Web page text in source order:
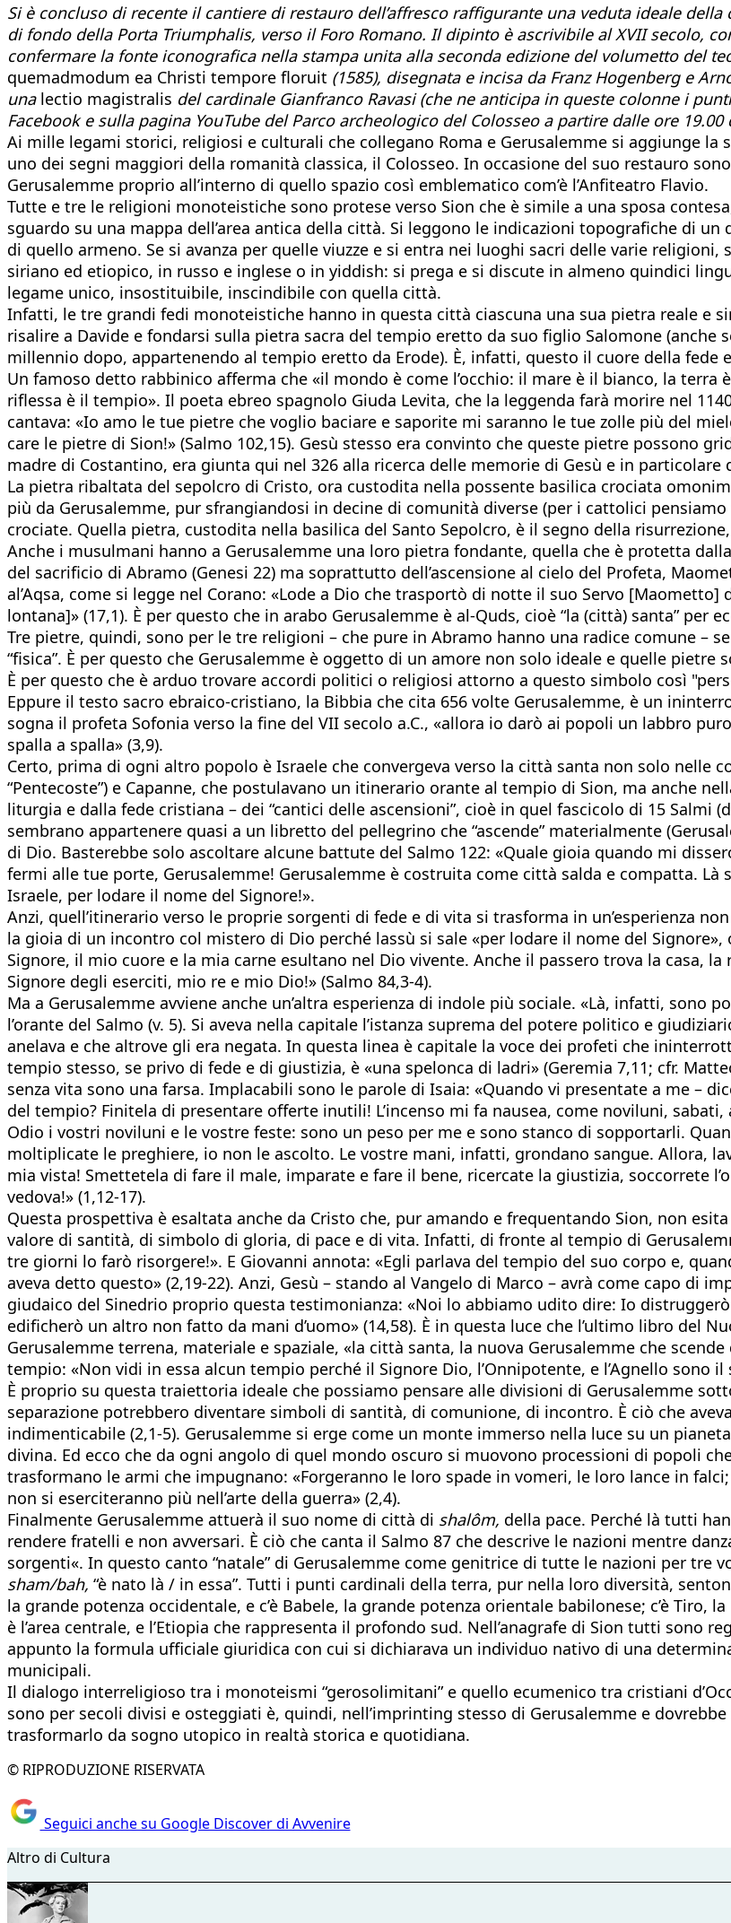
Si è concluso di recente il cantiere di restauro dell’affresco raffigurante una veduta ideale della
di fondo della Porta Triumphalis, verso il Foro Romano. Il dipinto è ascrivibile al XVII secolo,
confermare la fonte iconografica nella stampa unita alla seconda edizione del volumetto del
quemadmodum ea Christi tempore floruit (1585), disegnata e incisa da Franz Hogenberg e
una lectio magistralis del cardinale Gianfranco Ravasi (che ne anticipa in queste colonne i
Facebook e sulla pagina YouTube del Parco archeologico del Colosseo a partire dalle ore
Ai mille legami storici, religiosi e culturali che collegano Roma e Gerusalemme si aggiunge
uno dei segni maggiori della romanità classica, il Colosseo. In occasione del suo restauro
Gerusalemme proprio all’interno di quello spazio così emblematico com’è l’Anfiteatro Flavio.
Tutte e tre le religioni monoteistiche sono protese verso Sion che è simile a una sposa
sguardo su una mappa dell’area antica della città. Si leggono le indicazioni topografiche di
di quello armeno. Se si avanza per quelle viuzze e si entra nei luoghi sacri delle varie
siriano ed etiopico, in russo e inglese o in yiddish: si prega e si discute in almeno quindici
legame unico, insostituibile, inscindibile con quella città.
Infatti, le tre grandi fedi monoteistiche hanno in questa città ciascuna una sua pietra reale e
risalire a Davide e fondarsi sulla pietra sacra del tempio eretto da suo figlio Salomone
millennio dopo, appartenendo al tempio eretto da Erode). È, infatti, questo il cuore della fede
Un famoso detto rabbinico afferma che «il mondo è come l’occhio: il mare è il bianco, la terra
riflessa è il tempio». Il poeta ebreo spagnolo Giuda Levita, che la leggenda farà morire nel
cantava: «Io amo le tue pietre che voglio baciare e saporite mi saranno le tue zolle più del
care le pietre di Sion!» (Salmo 102,15). Gesù stesso era convinto che queste pietre possono
madre di Costantino, era giunta qui nel 326 alla ricerca delle memorie di Gesù e in particolare
La pietra ribaltata del sepolcro di Cristo, ora custodita nella possente basilica crociata
più da Gerusalemme, pur sfrangiandosi in decine di comunità diverse (per i cattolici
crociate. Quella pietra, custodita nella basilica del Santo Sepolcro, è il segno della
Anche i musulmani hanno a Gerusalemme una loro pietra fondante, quella che è protetta
del sacrificio di Abramo (Genesi 22) ma soprattutto dell’ascensione al cielo del Profeta,
al’Aqsa, come si legge nel Corano: «Lode a Dio che trasportò di notte il suo Servo [Maometto]
lontana]» (17,1). È per questo che in arabo Gerusalemme è al-Quds, cioè “la (città) santa” per
Tre pietre, quindi, sono per le tre religioni – che pure in Abramo hanno una radice comune –
“fisica”. È per questo che Gerusalemme è oggetto di un amore non solo ideale e quelle
È per questo che è arduo trovare accordi politici o religiosi attorno a questo simbolo così
Eppure il testo sacro ebraico-cristiano, la Bibbia che cita 656 volte Gerusalemme, è un
sogna il profeta Sofonia verso la fine del VII secolo a.C., «allora io darò ai popoli un labbro
spalla a spalla» (3,9).
Certo, prima di ogni altro popolo è Israele che convergeva verso la città santa non solo nelle
“Pentecoste”) e Capanne, che postulavano un itinerario orante al tempio di Sion, ma anche
liturgia e dalla fede cristiana – dei “cantici delle ascensioni”, cioè in quel fascicolo di 15 Salmi
sembrano appartenere quasi a un libretto del pellegrino che “ascende” materialmente
di Dio. Basterebbe solo ascoltare alcune battute del Salmo 122: «Quale gioia quando mi
fermi alle tue porte, Gerusalemme! Gerusalemme è costruita come città salda e compatta.
Israele, per lodare il nome del Signore!».
Anzi, quell’itinerario verso le proprie sorgenti di fede e di vita si trasforma in un’esperienza
la gioia di un incontro col mistero di Dio perché lassù si sale «per lodare il nome del
Signore, il mio cuore e la mia carne esultano nel Dio vivente. Anche il passero trova la casa,
Signore degli eserciti, mio re e mio Dio!» (Salmo 84,3-4).
Ma a Gerusalemme avviene anche un’altra esperienza di indole più sociale. «Là, infatti, sono
l’orante del Salmo (v. 5). Si aveva nella capitale l’istanza suprema del potere politico e
anelava e che altrove gli era negata. In questa linea è capitale la voce dei profeti che
tempio stesso, se privo di fede e di giustizia, è «una spelonca di ladri» (Geremia 7,11; cfr.
senza vita sono una farsa. Implacabili sono le parole di Isaia: «Quando vi presentate a me –
del tempio? Finitela di presentare offerte inutili! L’incenso mi fa nausea, come noviluni,
Odio i vostri noviluni e le vostre feste: sono un peso per me e sono stanco di sopportarli.
moltiplicate le preghiere, io non le ascolto. Le vostre mani, infatti, grondano sangue. Allora,
mia vista! Smettetela di fare il male, imparate e fare il bene, ricercate la giustizia, soccorrete
vedova!» (1,12-17).
Questa prospettiva è esaltata anche da Cristo che, pur amando e frequentando Sion, non
valore di santità, di simbolo di gloria, di pace e di vita. Infatti, di fronte al tempio di
tre giorni lo farò risorgere!». E Giovanni annota: «Egli parlava del tempio del suo corpo e,
aveva detto questo» (2,19-22). Anzi, Gesù – stando al Vangelo di Marco – avrà come capo di
giudaico del Sinedrio proprio questa testimonianza: «Noi lo abbiamo udito dire: Io
edificherò un altro non fatto da mani d’uomo» (14,58). È in questa luce che l’ultimo libro del
Gerusalemme terrena, materiale e spaziale, «la città santa, la nuova Gerusalemme che
tempio: «Non vidi in essa alcun tempio perché il Signore Dio, l’Onnipotente, e l’Agnello sono il
È proprio su questa traiettoria ideale che possiamo pensare alle divisioni di Gerusalemme
separazione potrebbero diventare simboli di santità, di comunione, di incontro. È ciò che
indimenticabile (2,1-5). Gerusalemme si erge come un monte immerso nella luce su un
divina. Ed ecco che da ogni angolo di quel mondo oscuro si muovono processioni di popoli
trasformano le armi che impugnano: «Forgeranno le loro spade in vomeri, le loro lance in
non si eserciteranno più nell’arte della guerra» (2,4).
Finalmente Gerusalemme attuerà il suo nome di città di shalôm, della pace. Perché là tutti
rendere fratelli e non avversari. È ciò che canta il Salmo 87 che descrive le nazioni mentre
sorgenti«. In questo canto “natale” di Gerusalemme come genitrice di tutte le nazioni per tre
sham/bah, “è nato là / in essa”. Tutti i punti cardinali della terra, pur nella loro diversità,
la grande potenza occidentale, e c’è Babele, la grande potenza orientale babilonese; c’è Tiro,
è l’area centrale, e l’Etiopia che rappresenta il profondo sud. Nell’anagrafe di Sion tutti sono
appunto la formula ufficiale giuridica con cui si dichiarava un individuo nativo di una
municipali.
Il dialogo interreligioso tra i monoteismi “gerosolimitani” e quello ecumenico tra cristiani
sono per secoli divisi e osteggiati è, quindi, nell’imprinting stesso di Gerusalemme e
trasformarlo da sogno utopico in realtà storica e quotidiana.
© RIPRODUZIONE RISERVATA
Seguici anche su Google Discover di Avvenire
Altro di Cultura